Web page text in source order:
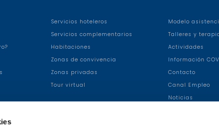
Servicios hoteleros
Servicios complementarios
Habitaciones
Zonas de convivencia
Zonas privadas
Tour virtual
Modelo
Talleres y
Actividades
Información
Contacto
Canal Empleo
Noticias